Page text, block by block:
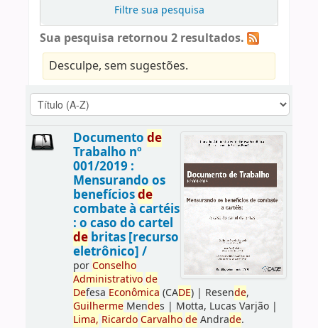
Filtre sua pesquisa
Sua pesquisa retornou 2 resultados.
Desculpe, sem sugestões.
Documento de
Trabalho nº
001/2019 :
Mensurando os
benefíciosde
combate à cartéis
: o caso do cartel
debritas [recurso
eletrônico] /
porConselho
Administrativo de
Defesa Econômica (CADE)| Resende,
GuilhermeMendes | Motta, Lucas Varjão|
Lima, Ricardo Carvalho deAndrade.